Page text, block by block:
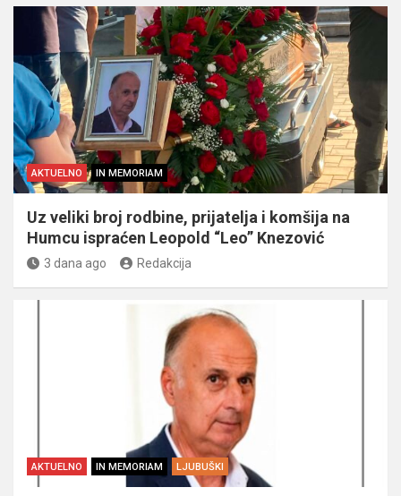
AKTUELNO IN MEMORIAM
Uz veliki broj rodbine, prijatelja i komšija na
Humcu ispraćen Leopold “Leo” Knezović
3 dana ago Redakcija
AKTUELNO IN MEMORIAM LJUBUŠKI